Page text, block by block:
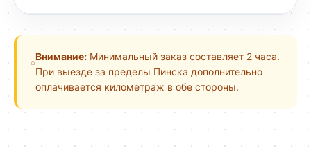
Внимание: Минимальный заказ составляет 2 часа.
При выезде за пределы Пинска дополнительно
оплачивается километраж в обе стороны.